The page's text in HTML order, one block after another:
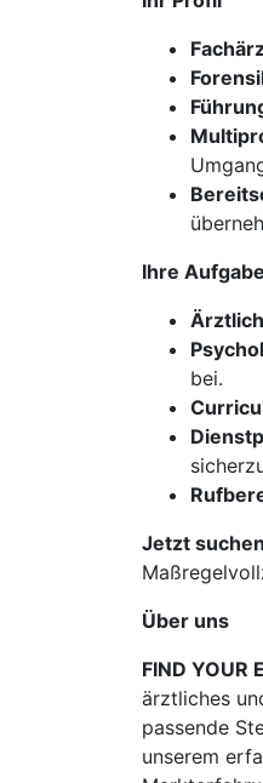
Ihre
bei.
Jetzt
Über uns
FIND YOUR
ärztliches
passende
unserem